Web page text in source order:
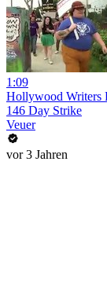
1:09
Hollywood Writers
146 Day Strike
Veuer
vor 3 Jahren